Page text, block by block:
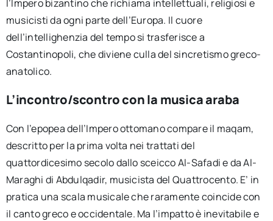
l’Impero bizantino che richiama intellettuali, religiosi e
musicisti da ogni parte dell’Europa. Il cuore
dell’intellighenzia del tempo si trasferisce a
Costantinopoli, che diviene culla del sincretismo greco-
anatolico.
L’incontro/scontro con la musica araba
Con l’epopea dell’Impero ottomano compare il maqam,
descritto per la prima volta nei trattati del
quattordicesimo secolo dallo sceicco Al-Safadi e da Al-
Maraghi di Abdulqadir, musicista del Quattrocento. E’ in
pratica una scala musicale che raramente coincide con
il canto greco e occidentale. Ma l’impatto è inevitabile e